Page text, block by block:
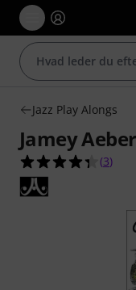
Jazz Play Alongs
Jamey
4.3
(3)